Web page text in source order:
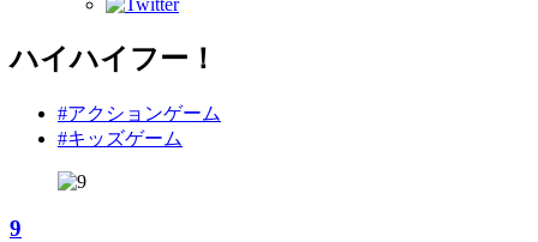
ハイハイフー！
#アクションゲーム
#キッズゲーム
9